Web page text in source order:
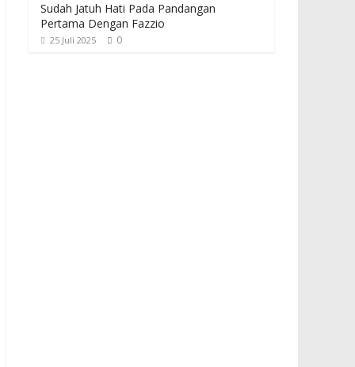
Sudah Jatuh Hati Pada Pandangan
Pertama Dengan Fazzio
25 Juli 2025 0